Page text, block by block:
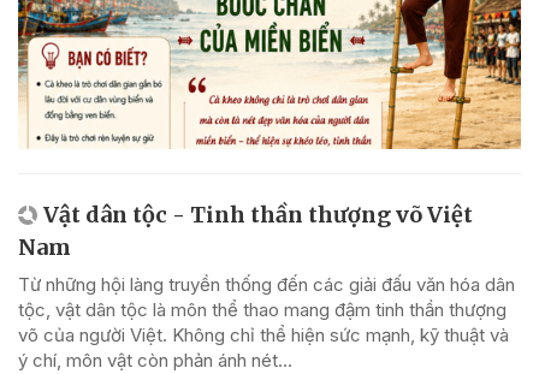
Vật dân tộc - Tinh thần thượng võ Việt
Nam
Từ những hội làng truyền thống đến các giải đấu văn hóa dân
tộc, vật dân tộc là môn thể thao mang đậm tinh thần thượng
võ của người Việt. Không chỉ thể hiện sức mạnh, kỹ thuật và
ý chí, môn vật còn phản ánh nét...